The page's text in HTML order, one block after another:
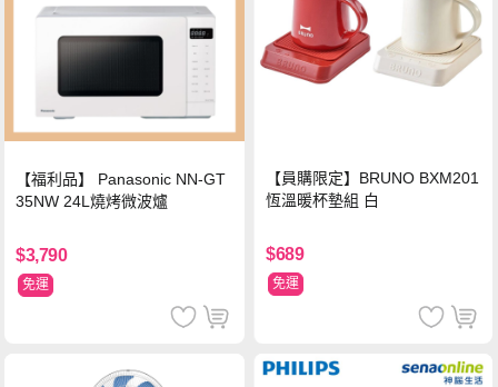
【福利品】 Panasonic NN-GT
35NW 24L燒烤微波爐
$3,790
免運
【員購限定】BRUNO BXM201
恆溫暖杯墊組 白
$689
免運